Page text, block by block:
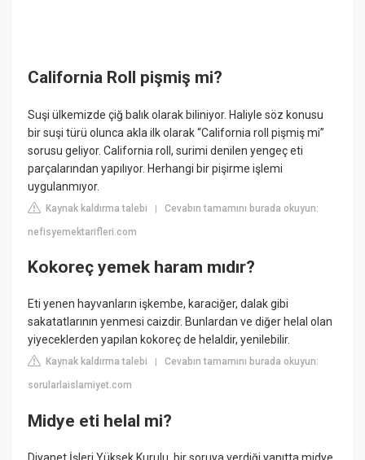
California Roll pişmiş mi?
Suşi ülkemizde çiğ balık olarak biliniyor. Haliyle söz konusu
bir suşi türü olunca akla ilk olarak “California roll pişmiş mi”
sorusu geliyor. California roll, surimi denilen yengeç eti
parçalarından yapılıyor. Herhangi bir pişirme işlemi
uygulanmıyor.
Kaynak kaldırma talebi |Cevabın tamamını burada okuyun:
nefisyemektarifleri.com
Kokoreç yemek haram mıdır?
Eti yenen hayvanların işkembe, karaciğer, dalak gibi
sakatatlarının yenmesi caizdir. Bunlardan ve diğer helal olan
yiyeceklerden yapılan kokoreç de helaldir, yenilebilir.
Kaynak kaldırma talebi |Cevabın tamamını burada okuyun:
sorularlaislamiyet.com
Midye eti helal mi?